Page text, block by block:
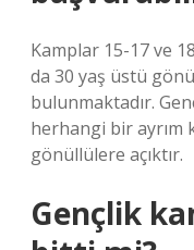
Kamplar 15-17 ve
da 30 yaş üstü
bulunmaktadır.
herhangi bir
gönüllülere açıktır.
Gençlik